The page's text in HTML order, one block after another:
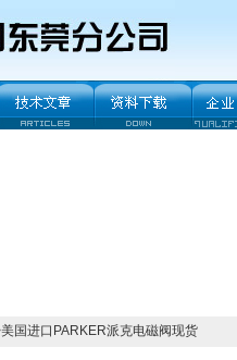
国进口PARKER派克电磁阀现货